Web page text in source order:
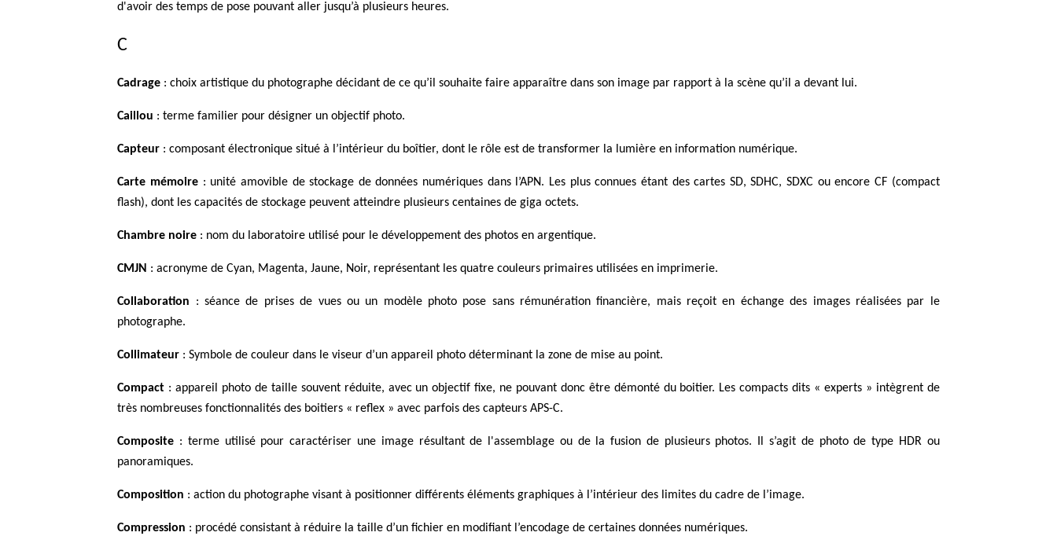
d'avoir des temps de pose pouvant aller jusqu’à plusieurs heures.
C
Cadrage : choix artistique du photographe décidant de ce qu’il souhaite faire apparaître dans son image par rapport à la scène qu’il a devant lui.
Caillou : terme familier pour désigner un objectif photo.
Capteur : composant électronique situé à l’intérieur du boîtier, dont le rôle est de transformer la lumière en information numérique.
Carte mémoire : unité amovible de stockage de données numériques dans l’APN. Les plus connues étant des cartes SD, SDHC, SDXC ou encore CF (compact
flash), dont les capacités de stockage peuvent atteindre plusieurs centaines de giga octets.
Chambre noire : nom du laboratoire utilisé pour le développement des photos en argentique.
CMJN : acronyme de Cyan, Magenta, Jaune, Noir, représentant les quatre couleurs primaires utilisées en imprimerie.
Collaboration : séance de prises de vues ou un modèle photo pose sans rémunération financière, mais reçoit en échange des images réalisées par le
photographe.
Collimateur : Symbole de couleur dans le viseur d’un appareil photo déterminant la zone de mise au point.
Compact : appareil photo de taille souvent réduite, avec un objectif fixe, ne pouvant donc être démonté du boitier. Les compacts dits « experts » intègrent de
très nombreuses fonctionnalités des boitiers « reflex » avec parfois des capteurs APS-C.
Composite : terme utilisé pour caractériser une image résultant de l'assemblage ou de la fusion de plusieurs photos. Il s’agit de photo de type HDR ou
panoramiques.
Composition : action du photographe visant à positionner différents éléments graphiques à l’intérieur des limites du cadre de l’image.
Compression : procédé consistant à réduire la taille d’un fichier en modifiant l’encodage de certaines données numériques.